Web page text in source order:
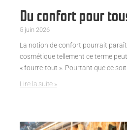
Du confort pour
5 juin 2026
La notion de confort pourrait
cosmétique tellement ce terme
« fourre-tout ». Pourtant que ce
Lire la suite »